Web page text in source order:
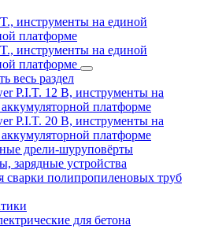
инструменты на единой
платформе
инструменты на единой
платформе
весь раздел
P.I.T. 12 В, инструменты на
платформе
P.I.T. 20 В, инструменты на
платформе
дрели-шуруповёрты
зарядные устройства
сварки полипропиленовых труб
для бетона